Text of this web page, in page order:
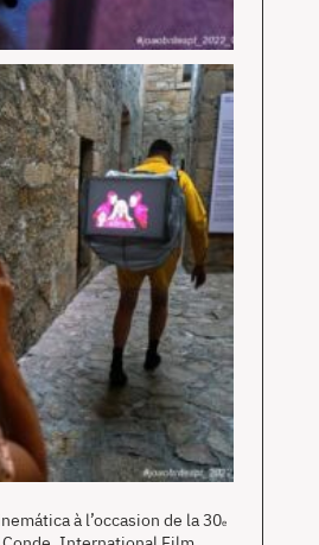
à l’occasion de la 30e